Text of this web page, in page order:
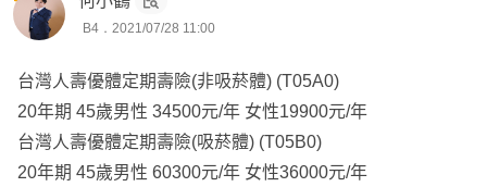
B4．2021/07/28 11:00
台灣人壽優體定期壽險(非吸菸體) (T05A0)
20年期 45歲男性 34500元/年 女性19900元/年
台灣人壽優體定期壽險(吸菸體) (T05B0)
20年期 45歲男性 60300元/年 女性36000元/年